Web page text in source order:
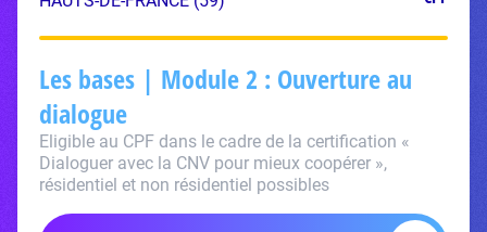
Les bases | Module 2 : Ouverture au
dialogue
Eligible au CPF dans le cadre de la certification «
Dialoguer avec la CNV pour mieux coopérer »,
résidentiel et non résidentiel possibles